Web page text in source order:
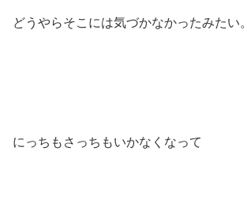
どうやらそこには気づかなかったみたい。
にっちもさっちもいかなくなって